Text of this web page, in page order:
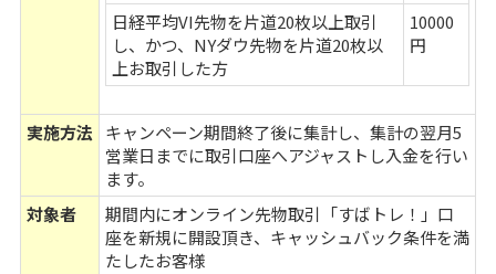
日経平均VI先物を片道20枚以上取引
し、かつ、NYダウ先物を片道20枚以
上お取引した方
10000
円
実施方法
キャンペーン期間終了後に集計し、集計の翌月5
営業日までに取引口座へアジャストし入金を行い
ます。
対象者
期間内にオンライン先物取引「すばトレ！」口
座を新規に開設頂き、キャッシュバック条件を満
たしたお客様